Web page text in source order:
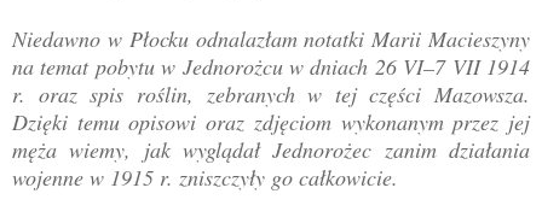
Niedawno w Płocku odnalazłam notatki Marii Macieszyny
na temat pobytu w Jednorożcu w dniach 26 VI–7 VII 1914
r. oraz spis roślin, zebranych w tej części Mazowsza.
Dzięki temu opisowi oraz zdjęciom wykonanym przez jej
męża wiemy, jak wyglądał Jednorożec zanim działania
wojenne w 1915 r. zniszczyły go całkowicie.